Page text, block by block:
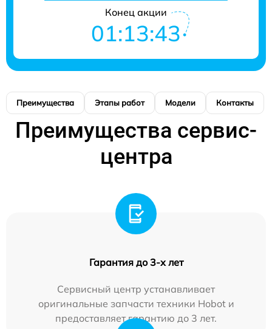
Конец акции
01:13:42
Преимущества Этапы работ Модели Контакты
Преимущества сервис-
центра
Гарантия до 3-х лет
Сервисный центр устанавливает
оригинальные запчасти техники Hobot и
предоставляет гарантию до 3 лет.